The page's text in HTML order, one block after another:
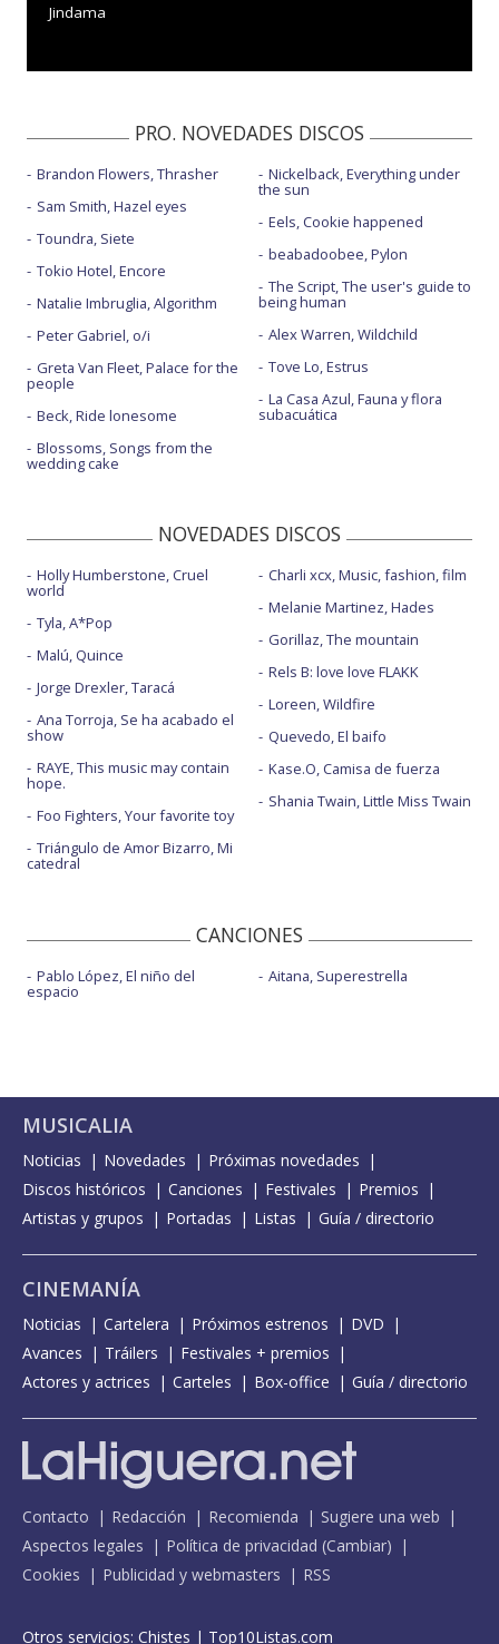
Jindama
PRO. NOVEDADES DISCOS
Brandon Flowers, Thrasher
Sam Smith, Hazel eyes
Toundra, Siete
Tokio Hotel, Encore
Natalie Imbruglia, Algorithm
Peter Gabriel, o/i
Greta Van Fleet, Palace for the
people
Beck, Ride lonesome
Blossoms, Songs from the
wedding cake
Nickelback, Everything under
the sun
Eels, Cookie happened
beabadoobee, Pylon
The Script, The user's guide to
being human
Alex Warren, Wildchild
Tove Lo, Estrus
La Casa Azul, Fauna y flora
subacuática
NOVEDADES DISCOS
Holly Humberstone, Cruel
world
Tyla, A*Pop
Malú, Quince
Jorge Drexler, Taracá
Ana Torroja, Se ha acabado el
show
RAYE, This music may contain
hope.
Foo Fighters, Your favorite toy
Triángulo de Amor Bizarro, Mi
catedral
Charli xcx, Music, fashion, film
Melanie Martinez, Hades
Gorillaz, The mountain
Rels B: love love FLAKK
Loreen, Wildfire
Quevedo, El baifo
Kase.O, Camisa de fuerza
Shania Twain, Little Miss Twain
CANCIONES
Pablo López, El niño del
espacio
Aitana, Superestrella
MUSICALIA
Noticias Novedades
Próximas novedades
Discos históricos
Canciones Festivales
Premios
Artistas y grupos
Portadas Listas Guía / directorio
CINEMANÍA
Noticias Cartelera Próximos estrenos
DVD
Avances
Tráilers
Festivales + premios
Actores y actrices
Carteles Box-office Guía / directorio
Contacto Redacción Recomienda
Sugiere una web
Aspectos legales
Política de privacidad (Cambiar)
Cookies
Publicidad y webmasters RSS
Otros servicios: Chistes | Top10Listas.com